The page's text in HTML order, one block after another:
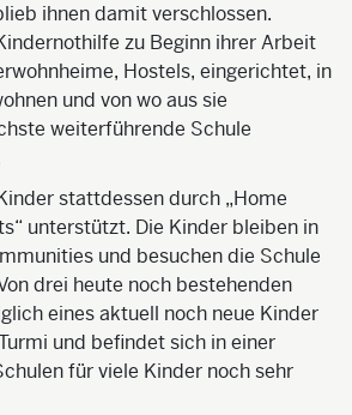
ihnen damit verschlossen.
zu Beginn ihrer Arbeit
Hostels, eingerichtet, in
und von wo aus sie
weiterführende Schule
stattdessen durch „Home
unterstützt. Die Kinder bleiben in
und besuchen die Schule
drei heute noch bestehenden
eines aktuell noch neue Kinder
und befindet sich in einer
für viele Kinder noch sehr